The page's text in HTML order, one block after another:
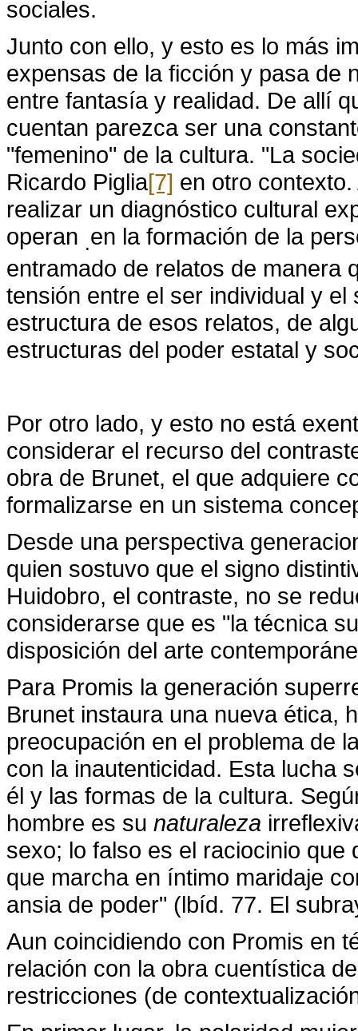
sociales.
Junto con ello, y esto es lo más
expensas de la ficción y pasa de
entre fantasía y realidad. De allí
cuentan parezca ser una
"femenino" de la cultura. "La
Ricardo Piglia[7] en otro
realizar un diagnóstico cultural
operan .en la formación de la
entramado de relatos de manera
tensión entre el ser individual y
estructura de esos relatos, de
estructuras del poder estatal y
Por otro lado, y esto no está
considerar el recurso del
obra de Brunet, el que adquiere
formalizarse en un sistema
Desde una perspectiva
quien sostuvo que el signo
Huidobro, el contraste, no se
considerarse que es "la técnica
disposición del arte
Para Promis la generación
Brunet instaura una nueva ética,
preocupación en el problema de
con la inautenticidad. Esta lucha
él y las formas de la cultura.
hombre es su naturaleza
sexo; lo falso es el raciocinio
que marcha en íntimo maridaje
ansia de poder" (lbíd. 77. El
Aun coincidiendo con Promis en
relación con la obra cuentística
restricciones (de